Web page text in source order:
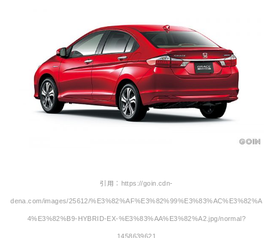
引用：https://goin.cdn-
dena.com/images/25612/%E3%82%AF%E3%82%99%E3%83%AC%E3%82%A
4%E3%82%B9-HYBRID-EX-%E3%83%AA%E3%82%A2.jpg/normal?
1458639621